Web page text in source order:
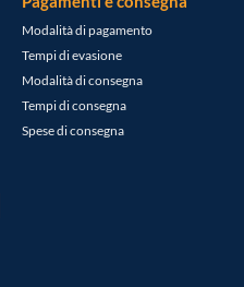
Modalità di pagamento
Tempi di evasione
Modalità di consegna
Tempi di consegna
Spese di consegna